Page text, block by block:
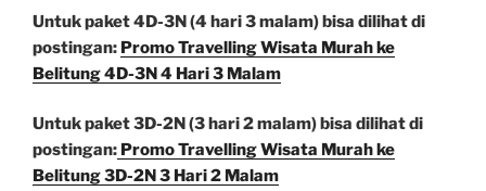
Untuk paket 4D-3N (4 hari 3 malam) bisa dilihat di
postingan: Promo Travelling Wisata Murah ke
Belitung 4D-3N 4 Hari 3 Malam
Untuk paket 3D-2N (3 hari 2 malam) bisa dilihat di
postingan: Promo Travelling Wisata Murah ke
Belitung 3D-2N 3 Hari 2 Malam